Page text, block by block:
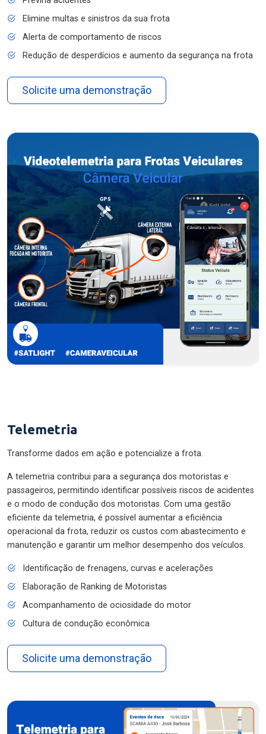
Elimine multas e sinistros da sua frota
Alerta de comportamento de riscos
Redução de desperdícios e aumento da segurança na frota
Solicite uma demonstração
Telemetria
Transforme dados em ação e potencialize a frota.
A telemetria contribui para a segurança dos motoristas e
passageiros, permitindo identificar possíveis riscos de acidentes
e o modo de condução dos motoristas. Com uma gestão
eficiente da telemetria, é possível aumentar a eficiência
operacional da frota, reduzir os custos com abastecimento e
manutenção e garantir um melhor desempenho dos veículos.
Identificação de frenagens, curvas e acelerações
Elaboração de Ranking de Motoristas
Acompanhamento de ociosidade do motor
Cultura de condução econômica
Solicite uma demonstração